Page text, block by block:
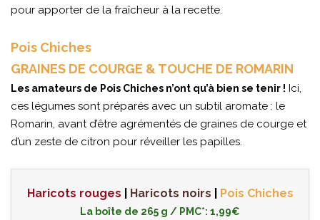
pour apporter de la fraîcheur à la recette.
Pois Chiches
GRAINES DE COURGE & TOUCHE DE ROMARIN
Les amateurs de Pois Chiches n’ont qu’à bien se tenir ! Ici,
ces légumes sont préparés avec un subtil aromate : le
Romarin, avant d’être agrémentés de graines de courge et
d’un zeste de citron pour réveiller les papilles.
Haricots rouges Haricots noirs Pois Chiches
La boîte de 265 g / PMC*: 1,99€